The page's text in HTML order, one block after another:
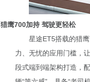
猎鹰700加持 驾驶更轻松
星途ET5搭载的猎
力、无忧的应用门槛，
段式端到端架构打造，